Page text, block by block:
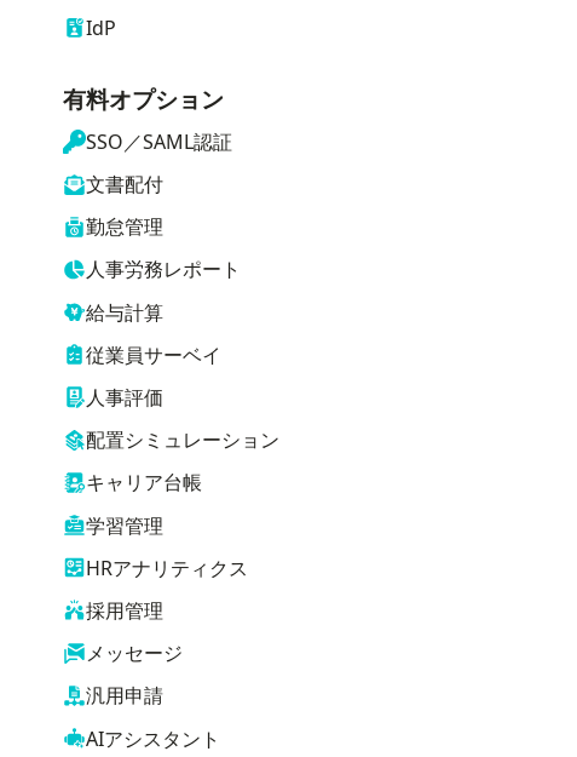
IdP
有料オプション
SSO／SAML認証
文書配付
勤怠管理
人事労務レポート
給与計算
従業員サーベイ
人事評価
配置シミュレーション
キャリア台帳
学習管理
HRアナリティクス
採用管理
メッセージ
汎用申請
AIアシスタント